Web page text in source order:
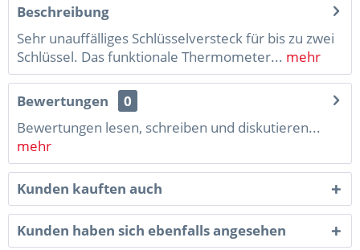
Beschreibung
Sehr unauffälliges Schlüsselversteck für bis zu zwei
Schlüssel. Das funktionale Thermometer... mehr
Bewertungen
0
Bewertungen lesen, schreiben und diskutieren...
mehr
Kunden kauften auch
Kunden haben sich ebenfalls angesehen